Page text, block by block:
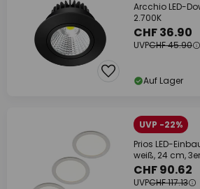
Arcchio LED-
2.700K
CHF 36.90
UVPCHF 45.90
Auf Lager
UVP -22%
Prios LED-
weiß, 24 cm,
CHF 90.62
UVPCHF 117.13